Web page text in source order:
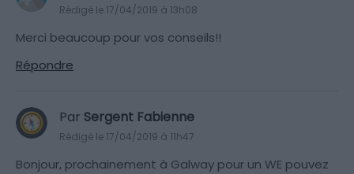
Rédigé le 17/04/2019 à 13h08
Merci beaucoup pour vos conseils!!
Répondre
Par Sergent Fabienne
Rédigé le 17/04/2019 à 11h47
Bonjour, prochainement à Galway pour un WE pouvez